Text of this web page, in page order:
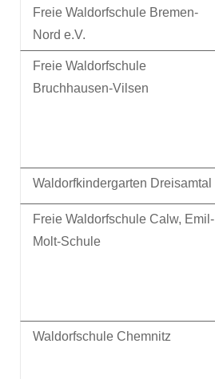
Freie Waldorfschule Bremen-
Nord e.V.
Freie Waldorfschule
Bruchhausen-Vilsen
Waldorfkindergarten Dreisamtal
Freie Waldorfschule Calw, Emil-
Molt-Schule
Waldorfschule Chemnitz